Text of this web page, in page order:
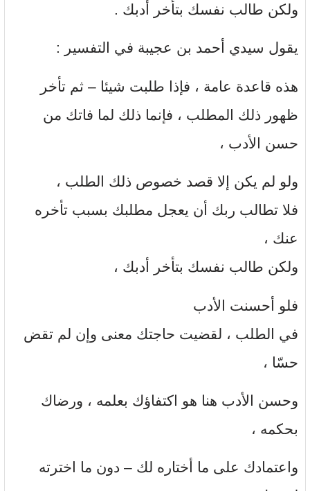
ولكن طالب نفسك بتأخر أدبك .
يقول سيدي أحمد بن عجيبة في التفسير :
هذه قاعدة عامة ، فإذا طلبت شيئا – ثم تأخر
ظهور ذلك المطلب ، فإنما ذلك لما فاتك من
حسن الأدب ،
ولو لم يكن إلا قصد خصوص ذلك الطلب ،
فلا تطالب ربك أن يعجل مطلبك بسبب تأخره
عنك ،
ولكن طالب نفسك بتأخر أدبك ،
فلو أحسنت الأدب
في الطلب ، لقضيت حاجتك معنى وإن لم تقض
حسّا ،
وحسن الأدب هنا هو اكتفاؤك بعلمه ، ورضاك
بحكمه ،
واعتمادك على ما أختاره لك – دون ما اخترته